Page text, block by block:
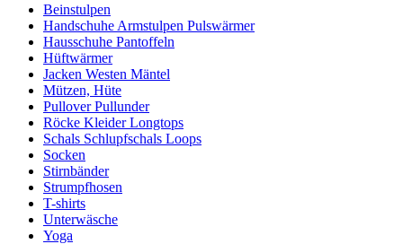
Beinstulpen
Handschuhe Armstulpen Pulswärmer
Hausschuhe Pantoffeln
Hüftwärmer
Jacken Westen Mäntel
Mützen, Hüte
Pullover Pullunder
Röcke Kleider Longtops
Schals Schlupfschals Loops
Socken
Stirnbänder
Strumpfhosen
T-shirts
Unterwäsche
Yoga